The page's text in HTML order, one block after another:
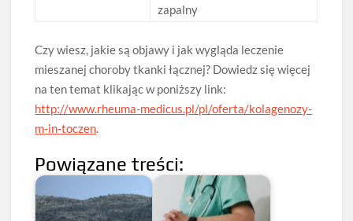
zapalny
Czy wiesz, jakie są objawy i jak wygląda leczenie
mieszanej choroby tkanki łącznej? Dowiedz się więcej
na ten temat klikając w poniższy link:
http://www.rheuma-medicus.pl/pl/oferta/kolagenozy-
m-in-toczen.
Powiązane treści: